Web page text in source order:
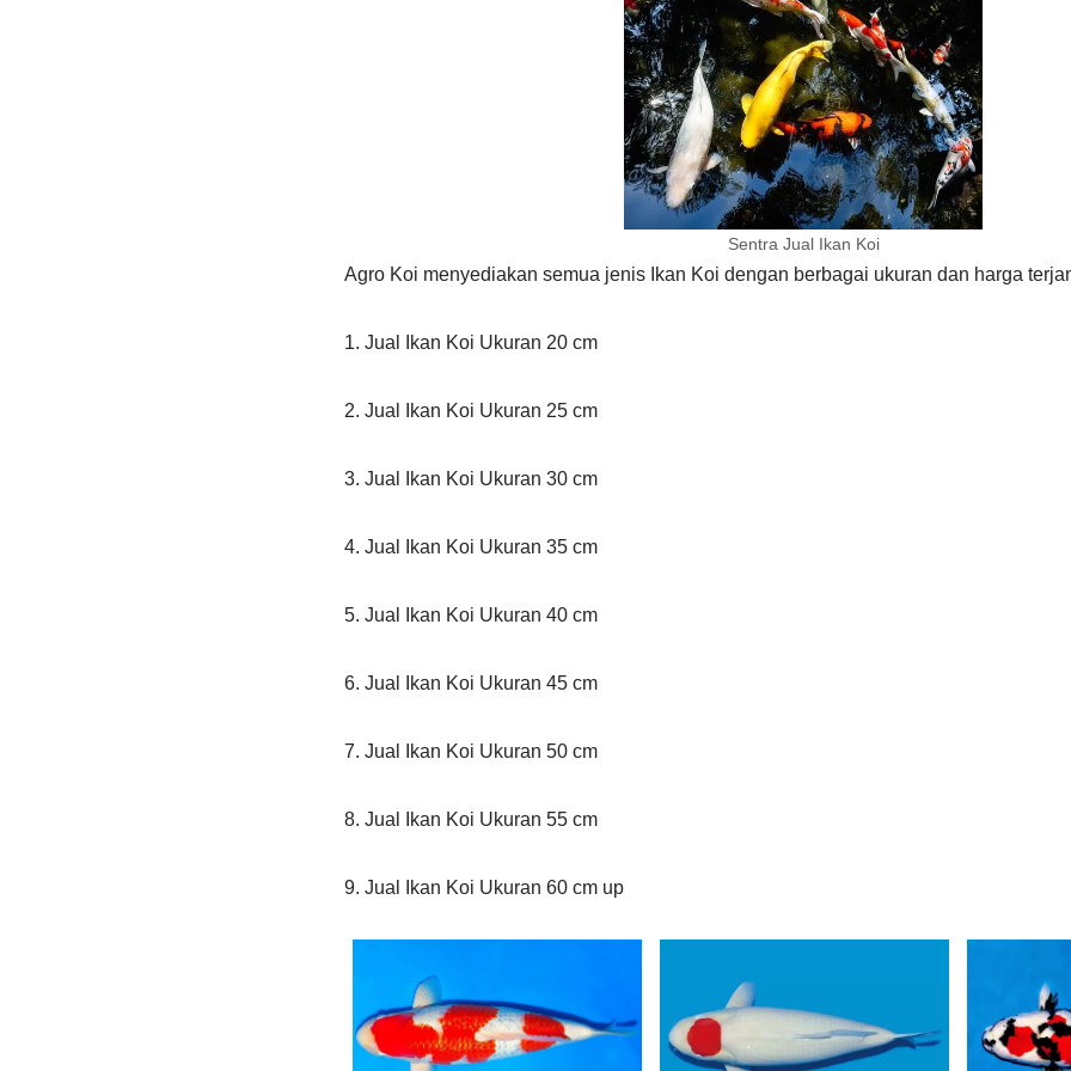
Sentra Jual Ikan Koi
Agro Koi menyediakan semua jenis Ikan Koi dengan berbagai ukuran dan harga
1. Jual Ikan Koi Ukuran 20 cm
2. Jual Ikan Koi Ukuran 25 cm
3. Jual Ikan Koi Ukuran 30 cm
4. Jual Ikan Koi Ukuran 35 cm
5. Jual Ikan Koi Ukuran 40 cm
6. Jual Ikan Koi Ukuran 45 cm
7. Jual Ikan Koi Ukuran 50 cm
8. Jual Ikan Koi Ukuran 55 cm
9. Jual Ikan Koi Ukuran 60 cm up